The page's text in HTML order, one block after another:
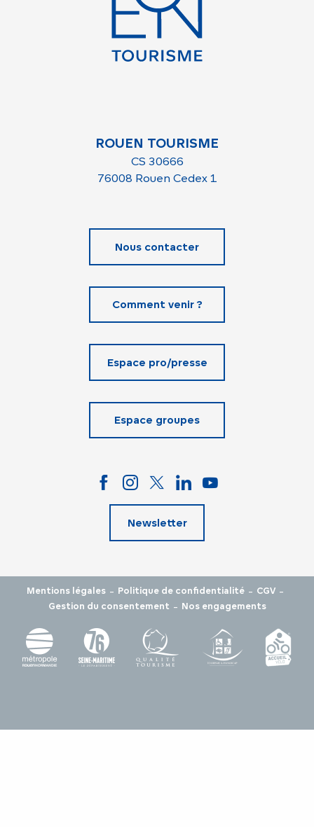
ROUEN TOURISME
CS 30666
76008 Rouen Cedex 1
Nous contacter
Comment venir ?
Espace pro/presse
Espace groupes
Newsletter
Mentions légales - Politique de confidentialité - CGV -
Gestion du consentement - Nos engagements